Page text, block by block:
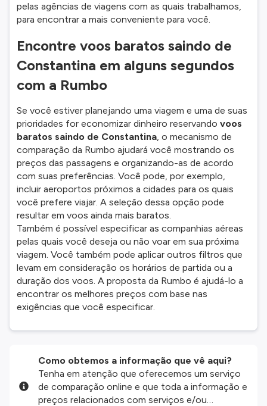
pelas agências de viagens com as quais trabalhamos,
para encontrar a mais conveniente para você.
Encontre voos baratos saindo de
Constantina em alguns segundos
com a Rumbo
Se você estiver planejando uma viagem e uma de suas
prioridades for economizar dinheiro reservando voos
baratos saindo de Constantina, o mecanismo de
comparação da Rumbo ajudará você mostrando os
preços das passagens e organizando-as de acordo
com suas preferências. Você pode, por exemplo,
incluir aeroportos próximos a cidades para os quais
você prefere viajar. A seleção dessa opção pode
resultar em voos ainda mais baratos.
Também é possível especificar as companhias aéreas
pelas quais você deseja ou não voar em sua próxima
viagem. Você também pode aplicar outros filtros que
levam em consideração os horários de partida ou a
duração dos voos. A proposta da Rumbo é ajudá-lo a
encontrar os melhores preços com base nas
exigências que você especificar.
Como obtemos a informação que vê aqui?
Tenha em atenção que oferecemos um serviço
de comparação online e que toda a informação e
preços relacionados com serviços e/ou